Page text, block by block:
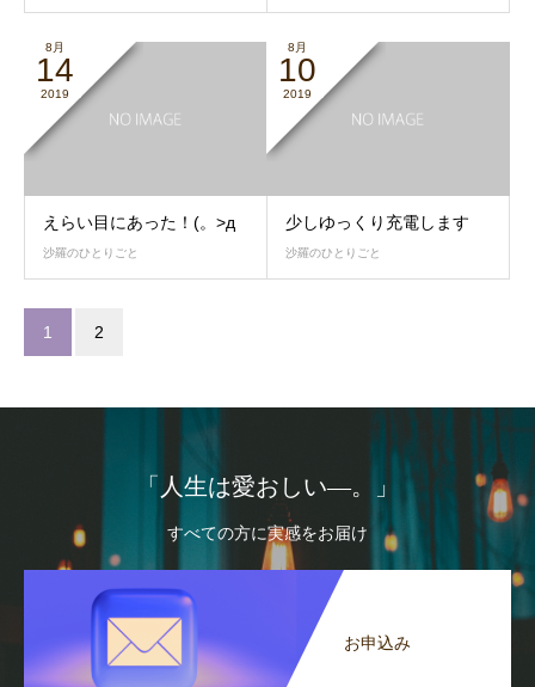
8月
14
2019
えらい目にあった！(。>д
沙羅のひとりごと
8月
10
2019
少しゆっくり充電します
沙羅のひとりごと
1 2
「人生は愛おしい―。」
すべての方に実感をお届け
お申込み